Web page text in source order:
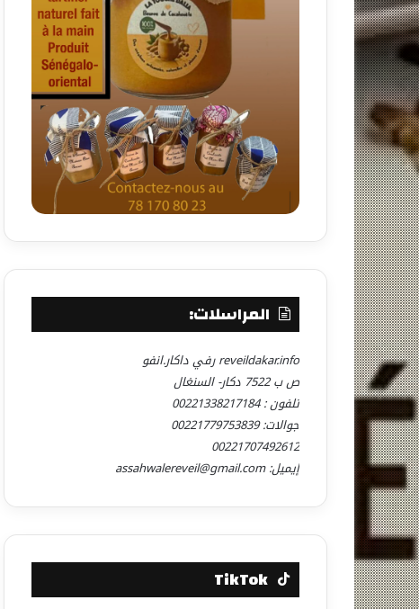
المراسلات:
reveildakar.info رفي داكار.انفو
ص ب 7522 دكار- السنغال
تلفون : 00221338217184
جوالات: 00221779753839
00221707492612
إيميل: assahwalereveil@gmail.com
TikTok